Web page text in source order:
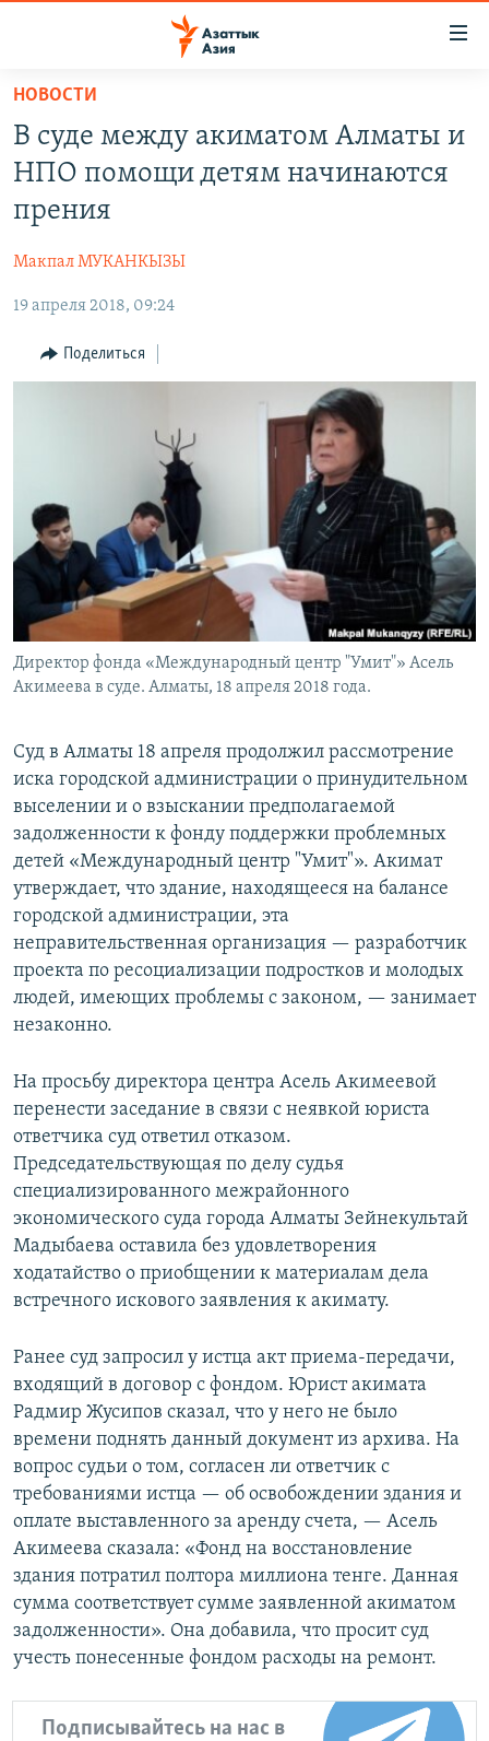
Вернуться
основному
содержанию
главной
Вернутся
поиску
КАЗАХСТАН
НОВОСТИ
КЫРГЫЗЧА
ЎЗБЕКЧА
НОВОСТИ
В суде между акиматом Алматы и
НПО помощи детям начинаются
прения
Макпал МУКАНКЫЗЫ
19 апреля 2018, 09:24
Поделиться
Директор фонда «Международный центр "Умит"» Асель
Акимеева в суде. Алматы, 18 апреля 2018 года.
Суд в Алматы 18 апреля продолжил рассмотрение
иска городской администрации о принудительном
выселении и о взыскании предполагаемой
задолженности к фонду поддержки проблемных
детей «Международный центр "Умит"». Акимат
утверждает, что здание, находящееся на балансе
городской администрации, эта
неправительственная организация — разработчик
проекта по ресоциализации подростков и молодых
людей, имеющих проблемы с законом, — занимает
незаконно.
На просьбу директора центра Асель Акимеевой
перенести заседание в связи с неявкой юриста
ответчика суд ответил отказом.
Председательствующая по делу судья
специализированного межрайонного
экономического суда города Алматы Зейнекультай
Мадыбаева оставила без удовлетворения
ходатайство о приобщении к материалам дела
встречного искового заявления к акимату.
Ранее суд запросил у истца акт приема-передачи,
входящий в договор с фондом. Юрист акимата
Радмир Жусипов сказал, что у него не было
времени поднять данный документ из архива. На
вопрос судьи о том, согласен ли ответчик с
требованиями истца — об освобождении здания и
оплате выставленного за аренду счета, — Асель
Акимеева сказала: «Фонд на восстановление
здания потратил полтора миллиона тенге. Данная
сумма соответствует сумме заявленной акиматом
задолженности». Она добавила, что просит суд
учесть понесенные фондом расходы на ремонт.
Подписывайтесь на нас в